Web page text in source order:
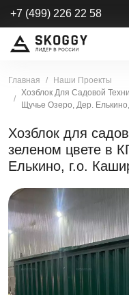
+7 (499) 226 22 58
Главная
Наши Проекты
Хозблок Для Садовой
Щучье Озеро, Дер.
Хозблок для
зеленом цвете в
Елькино, г.о.